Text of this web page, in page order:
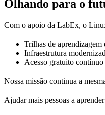
Olhando para o
Com o apoio da LabEx, o
Trilhas de
Infraestrutura
Acesso gratuito
Nossa missão continua a
Ajudar mais pessoas a